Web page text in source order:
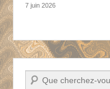
7 juin 2026
Recherche